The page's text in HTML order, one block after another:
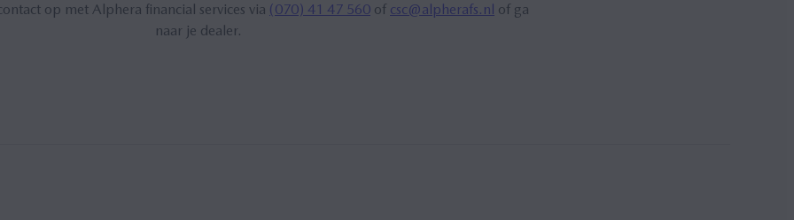
op met Alphera financial services via (070) 41 47 560 of csc@alpherafs.nl of ga
naar je dealer.